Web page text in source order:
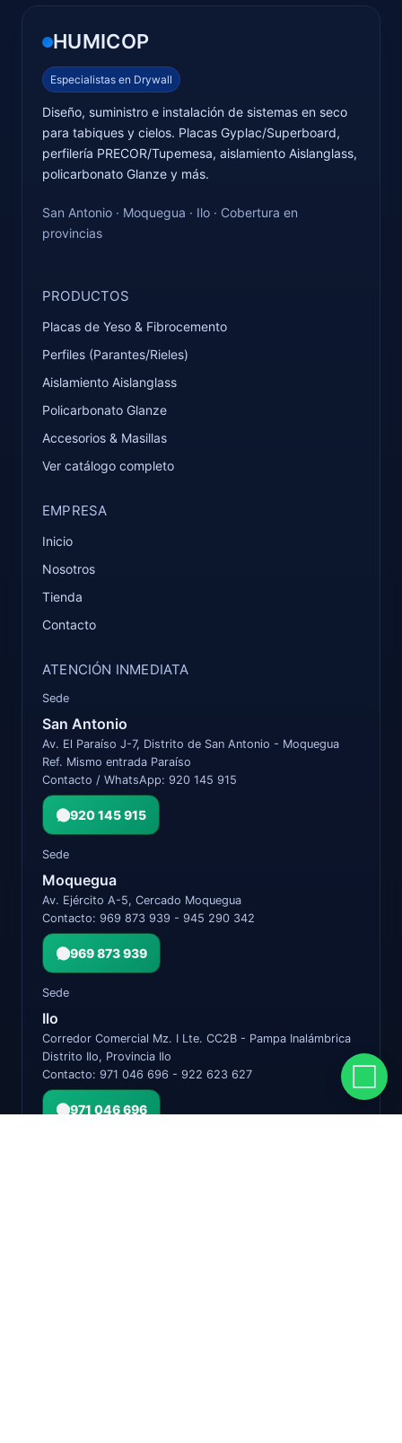
HUMICOP
Especialistas en Drywall
Diseño, suministro e instalación de sistemas en seco
para tabiques y cielos. Placas Gyplac/Superboard,
perfilería PRECOR/Tupemesa, aislamiento Aislanglass,
policarbonato Glanze y más.
San Antonio · Moquegua · Ilo · Cobertura en
provincias
PRODUCTOS
Placas de Yeso & Fibrocemento
Perfiles (Parantes/Rieles)
Aislamiento Aislanglass
Policarbonato Glanze
Accesorios & Masillas
Ver catálogo completo
EMPRESA
Inicio
Nosotros
Tienda
Contacto
ATENCIÓN INMEDIATA
Sede
San Antonio
Av. El Paraíso J-7, Distrito de San Antonio - Moquegua
Ref. Mismo entrada Paraíso
Contacto / WhatsApp: 920 145 915
920 145 915
Sede
Moquegua
Av. Ejército A-5, Cercado Moquegua
Contacto: 969 873 939 - 945 290 342
969 873 939
Sede
Ilo
Corredor Comercial Mz. I Lte. CC2B - Pampa Inalámbrica
Distrito Ilo, Provincia Ilo
Contacto: 971 046 696 - 922 623 627
971 046 696